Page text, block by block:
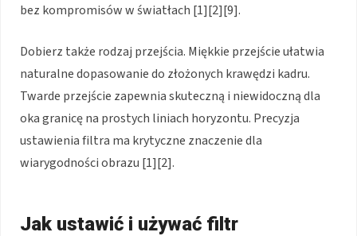
bez kompromisów w światłach [1][2][9].
Dobierz także rodzaj przejścia. Miękkie przejście ułatwia
naturalne dopasowanie do złożonych krawędzi kadru.
Twarde przejście zapewnia skuteczną i niewidoczną dla
oka granicę na prostych liniach horyzontu. Precyzja
ustawienia filtra ma krytyczne znaczenie dla
wiarygodności obrazu [1][2].
Jak ustawić i używać filtr